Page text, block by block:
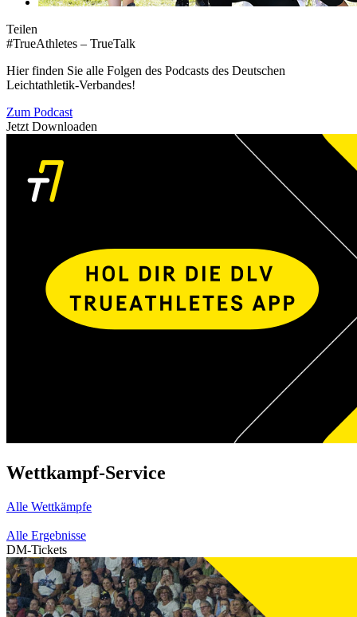
Teilen
#TrueAthletes – TrueTalk
Hier finden Sie alle Folgen des Podcasts des Deutschen
Leichtathletik-Verbandes!
Zum Podcast
Jetzt Downloaden
Wettkampf-Service
Alle Wettkämpfe
Alle Ergebnisse
DM-Tickets